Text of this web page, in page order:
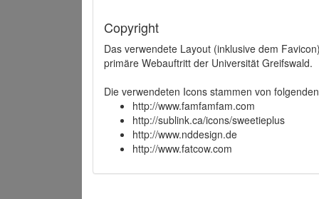
Copyright
Das verwendete Layout (inklusive dem
primäre Webauftritt der Universität Greifswald.
Die verwendeten Icons stammen von
http://www.famfamfam.com
http://sublink.ca/icons/sweetieplus
http://www.nddesign.de
http://www.fatcow.com